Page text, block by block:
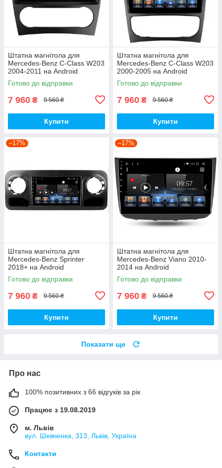
Штатна магнітола для
Mercedes-Benz C-Class W203
2004-2011 на Android
Готово до відправки
7 960 ₴ 9 560 ₴
Купити
Штатна магнітола для
Mercedes-Benz C-Class W203
2000-2005 на Android
Готово до відправки
7 960 ₴ 9 560 ₴
Купити
–17%
Штатна магнітола для
Mercedes-Benz Sprinter
2018+ на Android
Готово до відправки
7 960 ₴ 9 560 ₴
Купити
–17%
Штатна магнітола для
Mercedes-Benz Viano 2010-
2014 на Android
Готово до відправки
7 960 ₴ 9 560 ₴
Купити
Показати ще
Про нас
100% позитивних з 66 відгуків за рік
Працює з 19.08.2019
м. Львів
вул. Шевченка, 313, Львів, Україна
Контакти